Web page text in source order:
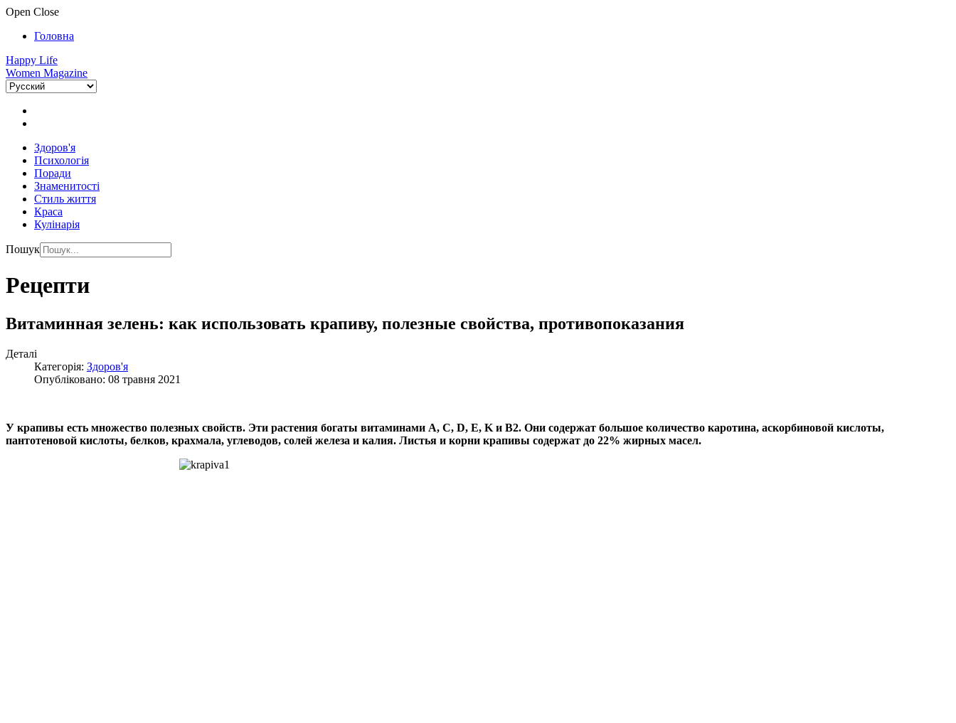
Open Close
Головна
Happy Life
Women Magazine
Здоров'я
Психологія
Поради
Знаменитості
Стиль життя
Краса
Кулінарія
Пошук
Рецепти
Витаминная зелень: как использовать крапиву, полезные свойства, противопоказания
Деталі
Категорія: Здоров'я
Опубліковано: 08 травня 2021
У крапивы есть множество полезных свойств. Эти растения богаты витаминами A, C, D, E, K и В2. Они содержат большое количество каротина, аскорбиновой кислоты,
пантотеновой кислоты, белков, крахмала, углеводов, солей железа и калия. Листья и корни крапивы содержат до 22% жирных масел.